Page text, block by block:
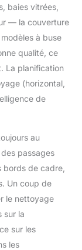
mode
TRIPLE
】
: de
à
zone
aux
petites
vous
baies vitrées,
— la couverture
à buse
qualité, ce
La planification
(horizontal,
de
au
passages
bords de cadre,
Un coup de
le nettoyage
sur la
sur les
les